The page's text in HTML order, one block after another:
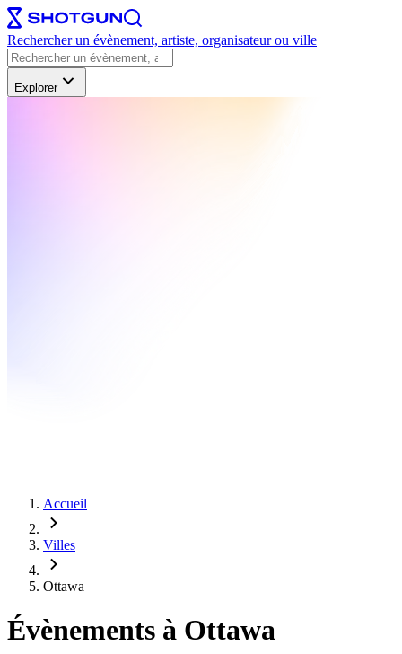
Rechercher un évènement, artiste, organisateur ou ville
Explorer
Accueil
Villes
Ottawa
Évènements à Ottawa